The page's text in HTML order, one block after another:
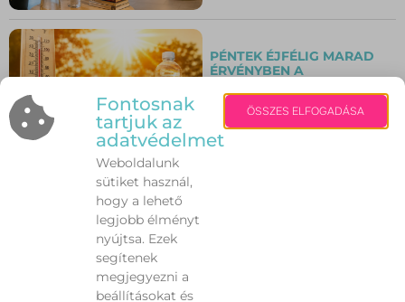
PÉNTEK ÉJFÉLIG MARAD
ÉRVÉNYBEN A
HŐSÉGRIASZTÁS
Fontosnak
tartjuk az
adatvédelmet
Weboldalunk
sütiket használ,
hogy a lehető
legjobb élményt
nyújtsa. Ezek
segítenek
megjegyezni a
beállításokat és
ÖSSZES ELFOGADÁSA